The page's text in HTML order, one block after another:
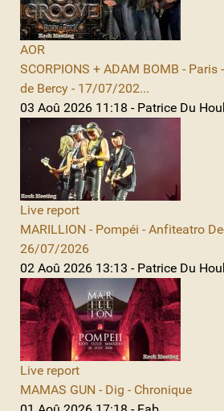
AOR
SCORPIONS + ADAM BOMB -
de Bercy - 17/07/202...
03 Aoû 2026 11:18 - Patrice Du
Live report
MARILLION - Pompéi - Anfiteatro
26/07/2026
02 Aoû 2026 13:13 - Patrice Du
Live report
MAMAS GUN - Dig - Chronique